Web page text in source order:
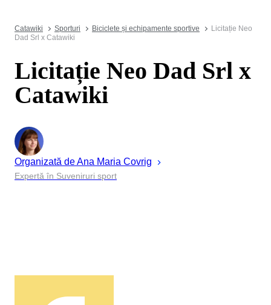
Catawiki Sporturi Biciclete și echipamente sportive
Licitație Neo
Dad Srl x Catawiki
Licitație Neo Dad Srl x
Catawiki
Organizată deAna Maria Covrig
Expertă în Suveniruri sport